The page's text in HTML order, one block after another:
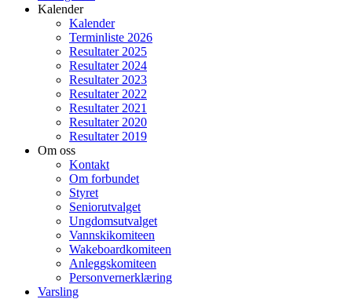
Kalender
Kalender
Terminliste 2026
Resultater 2025
Resultater 2024
Resultater 2023
Resultater 2022
Resultater 2021
Resultater 2020
Resultater 2019
Om oss
Kontakt
Om forbundet
Styret
Seniorutvalget
Ungdomsutvalget
Vannskikomiteen
Wakeboardkomiteen
Anleggskomiteen
Personvernerklæring
Varsling